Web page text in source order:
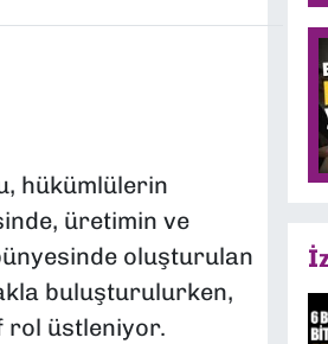
hükümlülerin
üretimin ve
oluşturulan
buluşturulurken,
rol üstleniyor.